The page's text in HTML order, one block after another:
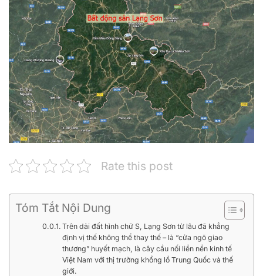
Rate this post
Tóm Tắt Nội Dung
Trên dải đất hình chữ S, Lạng Sơn từ lâu đã khẳng
định vị thế không thể thay thế – là “cửa ngõ giao
thương” huyết mạch, là cây cầu nối liền nền kinh tế
Việt Nam với thị trường khổng lồ Trung Quốc và thế
giới.